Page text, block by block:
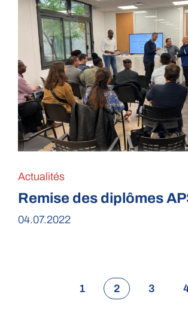
Actualités
Remise des diplômes
04.07.2022
1 2 3